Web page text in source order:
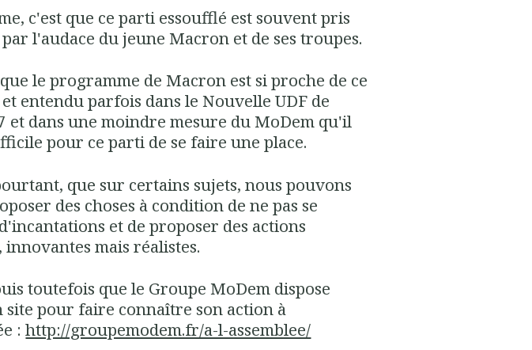
c'est que ce parti essoufflé est souvent pris
l'audace du jeune Macron et de ses troupes.
le programme de Macron est si proche de ce
entendu parfois dans le Nouvelle UDF de
et dans une moindre mesure du MoDem qu'il
pour ce parti de se faire une place.
que sur certains sujets, nous pouvons
des choses à condition de ne pas se
et de proposer des actions
innovantes mais réalistes.
toutefois que le Groupe MoDem dispose
pour faire connaître son action à
:http://groupemodem.fr/a-l-assemblee/